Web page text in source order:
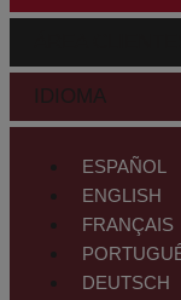
IDIOMA
ESPAÑOL
ENGLISH
FRANÇAIS
DEUTSCH